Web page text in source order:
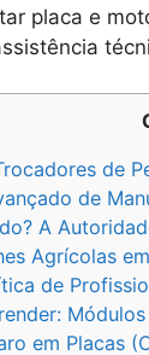
placa e
de
de
A
Agrícolas
de
em Placas